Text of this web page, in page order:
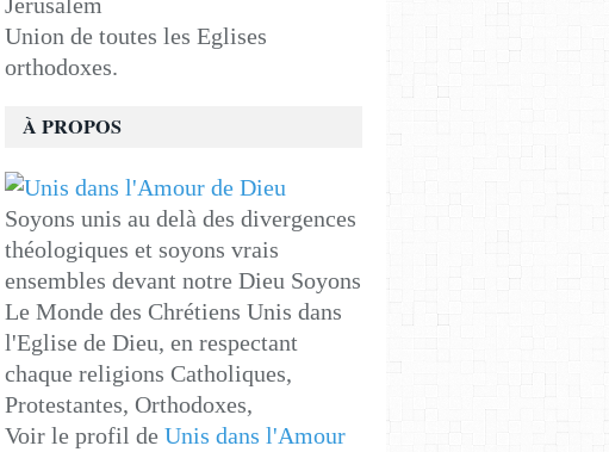
Union de toutes les Eglises
orthodoxes.
À PROPOS
Soyons unis au delà des divergences
théologiques et soyons vrais
ensembles devant notre Dieu Soyons
Le Monde des Chrétiens Unis dans
l'Eglise de Dieu, en respectant
chaque religions Catholiques,
Protestantes, Orthodoxes,
Voir le profil de Unis dans l'Amour